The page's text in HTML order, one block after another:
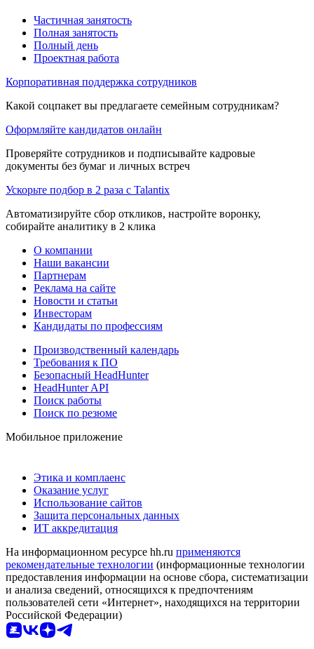
Частичная занятость
Полная занятость
Полный день
Проектная работа
Корпоративная поддержка сотрудников
Какой соцпакет вы предлагаете семейным сотрудникам?
Оформляйте кандидатов онлайн
Проверяйте сотрудников и подписывайте кадровые
документы без бумаг и личных встреч
Ускорьте подбор в 2 раза с Talantix
Автоматизируйте сбор откликов, настройте воронку,
собирайте аналитику в 2 клика
О компании
Наши вакансии
Партнерам
Реклама на сайте
Новости и статьи
Инвесторам
Кандидаты по профессиям
Производственный календарь
Требования к ПО
Безопасный HeadHunter
HeadHunter API
Поиск работы
Поиск по резюме
Мобильное приложение
Этика и комплаенс
Оказание услуг
Использование сайтов
Защита персональных данных
ИТ аккредитация
На информационном ресурсе hh.ru применяются
рекомендательные технологии (информационные технологии
предоставления информации на основе сбора, систематизации
и анализа сведений, относящихся к предпочтениям
пользователей сети «Интернет», находящихся на территории
Российской Федерации)